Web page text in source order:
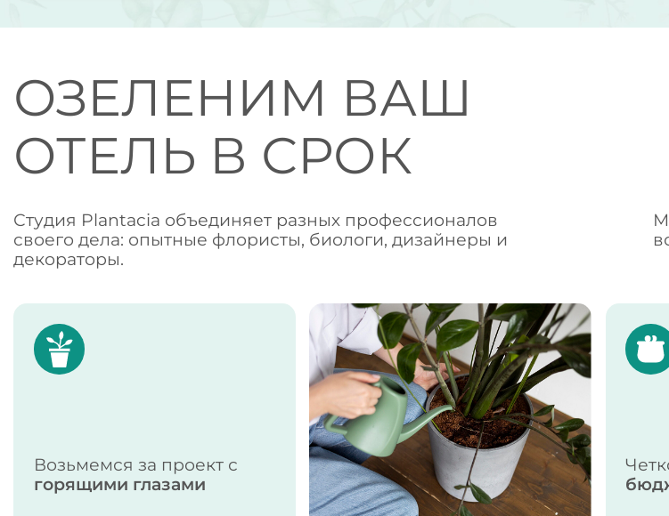
ОЗЕЛЕНИМ ВАШ
ОТЕЛЬ В СРОК
Студия Plantacia объединяет разных профессионалов
своего дела: опытные флористы, биологи, дизайнеры и
декораторы.
Возьмемся за проект с
горящими глазами